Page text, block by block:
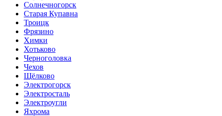
Солнечногорск
Старая Купавна
Троицк
Фрязино
Химки
Хотьково
Черноголовка
Чехов
Щёлково
Электрогорск
Электросталь
Электроугли
Яхрома